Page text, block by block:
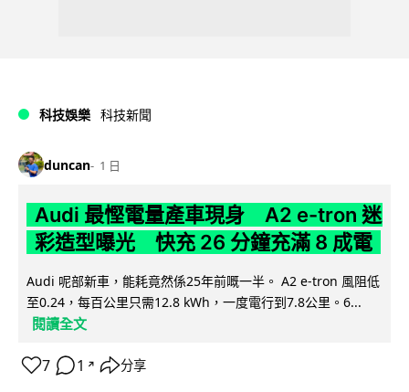
科技娛樂 科技新聞
duncan 1 日
Audi 最慳電量產車現身 A2 e-tron 迷
彩造型曝光 快充 26 分鐘充滿 8 成電
Audi 呢部新車，能耗竟然係25年前嘅一半。 A2 e-tron 風阻低
至0.24，每百公里只需12.8 kWh，一度電行到7.8公里。6...
閱讀全文
7 1 ↗ 分享